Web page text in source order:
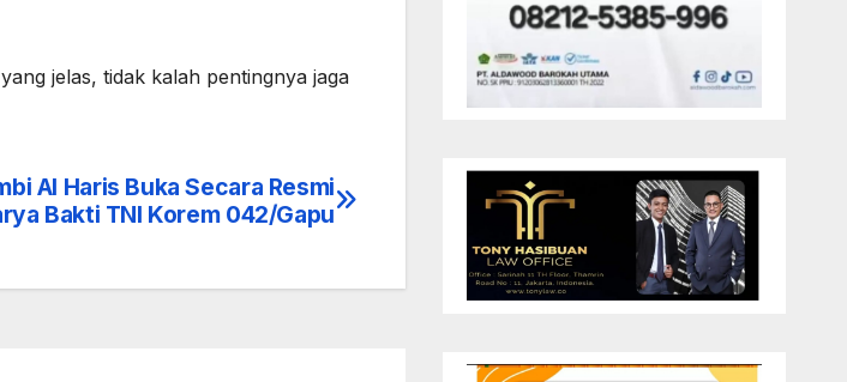
jelas, tidak kalah pentingnya jaga
Al Haris Buka Secara Resmi
Bakti TNI Korem 042/Gapu